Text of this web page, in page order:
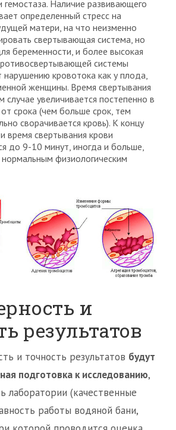
гемостаза. Наличие развивающего
определенный стресс на
матери, на что неизменно
свертывающая система, но
беременности, и более высокая
системы
нарушению кровотока как у плода,
женщины. Время свертывания
случае увеличивается постепенно в
срока (чем больше срок, тем
сворачивается кровь). К концу
время свертывания крови
до 9-10 минут, иногда и больше,
нормальным физиологическим
и
результатов
и точность результатов будут
подготовка к исследованию,
лаборатории (качественные
работы водяной бани,